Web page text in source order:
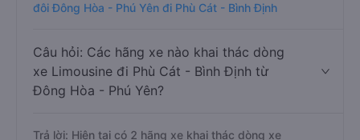
đôi Đông Hòa - Phú Yên đi Phù Cát - Bình Định
Câu hỏi: Các hãng xe nào khai thác dòng
xe Limousine đi Phù Cát - Bình Định từ
Đông Hòa - Phú Yên?
Trả lời: Hiện tại có 2 hãng xe khai thác dòng xe